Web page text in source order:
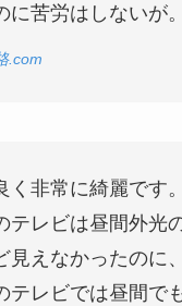
に苦労はしないが。
.com
く非常に綺麗です。
テレビは昼間外光
見えなかったのに、
テレビでは昼間で